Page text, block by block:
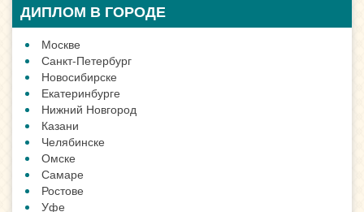
ДИПЛОМ В ГОРОДЕ
Москве
Санкт-Петербург
Новосибирске
Екатеринбурге
Нижний Новгород
Казани
Челябинске
Омске
Самаре
Ростове
Уфе